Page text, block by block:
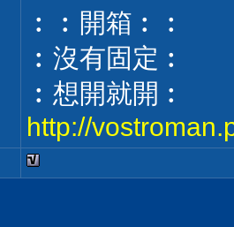
︰︰開箱︰︰
︰沒有固定︰
︰想開就開︰
http://